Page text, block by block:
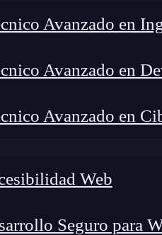
Avanzado en
Avanzado en
Avanzado en
Web
Seguro para